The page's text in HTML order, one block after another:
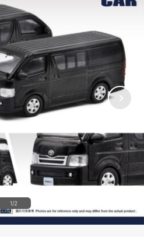
1/2